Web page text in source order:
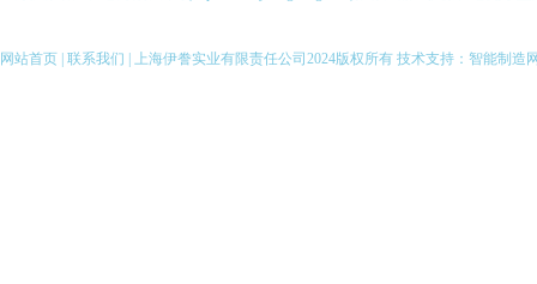
伊藤汽油机抽水泵
网站首页 联系我们 | 上海伊誊实业有限责任公司2024版权所有 技术支持： 智能制造